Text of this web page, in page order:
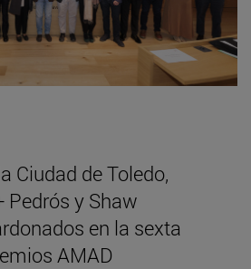
Ciudad de Toledo,
Pedrós y Shaw
en la sexta
AMAD